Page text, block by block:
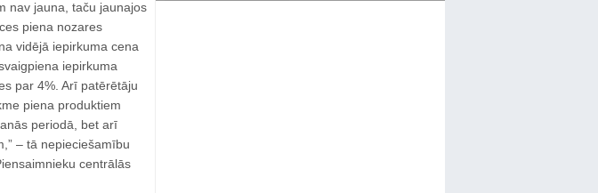
nav jauna, taču jaunajos
piena nozares
vidējā iepirkuma cena
iepirkuma
par 4%. Arī patērētāju
piena produktiem
periodā, bet arī
‒ tā nepieciešamību
centrālās